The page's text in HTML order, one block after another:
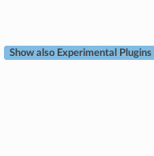
Show also Experimental Plugins